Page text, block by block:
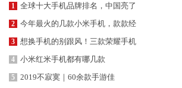
1 全球十大手机品牌排名，中国亮了
2 今年最火的几款小米手机，款款经
3 想换手机的别跟风！三款荣耀手机
4 小米红米手机都有哪几款
5 2019不寂寞｜60余款手游佳